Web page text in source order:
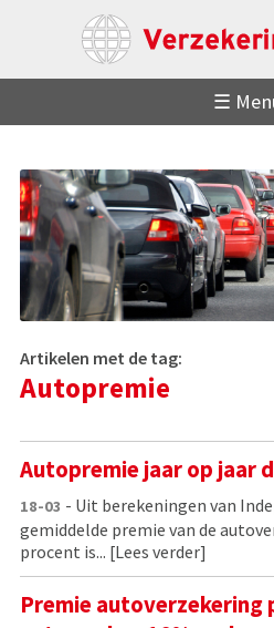
☰
Artikelen met de tag:
Autopremie
Autopremie jaar op jaar
18-03 - Uit berekeningen van
gemiddelde premie van de
procent is... [Lees verder]
Premie autoverzekering